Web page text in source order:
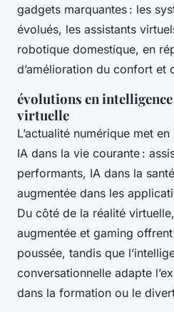
gadgets marquantes : les
évolués, les assistants
robotique domestique, en
d’amélioration du confort et
évolutions en
virtuelle
L’actualité numérique met
IA dans la vie courante :
performants, IA dans la
augmentée dans les
Du côté de la réalité
augmentée et gaming
poussée, tandis que
conversationnelle adapte
dans la formation ou le